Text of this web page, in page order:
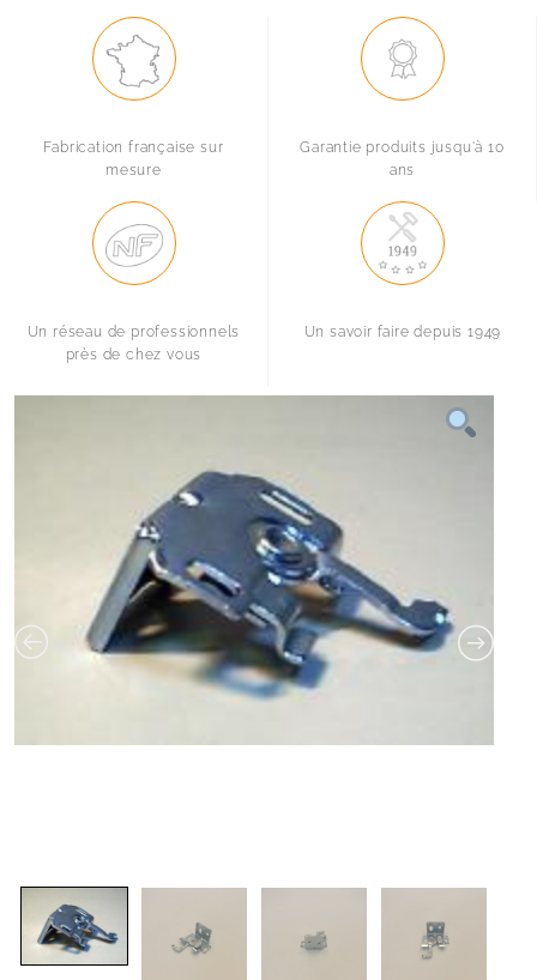
Fabrication française sur
mesure
Garantie produits jusqu'à 10
ans
Un réseau de professionnels
près de chez vous
Un savoir faire depuis 1949